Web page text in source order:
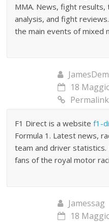
MMA. News, fight results,
analysis, and fight
the main events of mixed
JamesDem
18
Permalink
F1 Direct is a websitef1-
Formula 1. Latest news,
team and driver
fans of the royal motor
Jamessag
18